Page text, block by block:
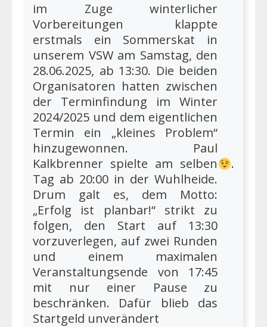
im Zuge winterlicher
Vorbereitungen klappte
erstmals ein Sommerskat in
unserem VSW am Samstag, den
28.06.2025, ab 13:30. Die beiden
Organisatoren hatten zwischen
der Terminfindung im Winter
2024/2025 und dem eigentlichen
Termin ein „kleines Problem“
hinzugewonnen. Paul
Kalkbrenner spielte am selben
Tag ab 20:00 in der Wuhlheide.
Drum galt es, dem Motto:
„Erfolg ist planbar!“ strikt zu
folgen, den Start auf 13:30
vorzuverlegen, auf zwei Runden
und einem maximalen
Veranstaltungsende von 17:45
mit nur einer Pause zu
beschränken. Dafür blieb das
Startgeld unverändert
.